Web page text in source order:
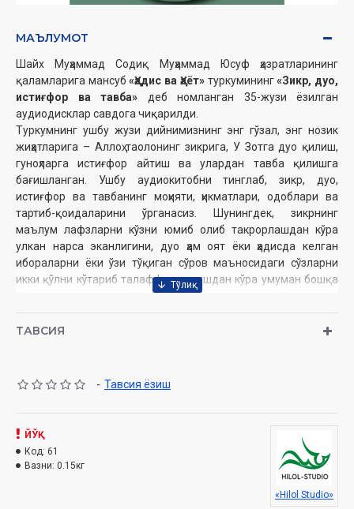
МАЪЛУМОТ
Шайх Муҳаммад Содиқ Муҳаммад Юсуф ҳазратларининг
қаламларига мансуб«Ҳадис ва Ҳаёт»туркумининг«Зикр, дуо,
истиғфор ва тавба» деб номланган 35-жузи ёзилган
аудиодисклар савдога чиқарилди.
Туркумнинг ушбу жузи дийнимизнинг энг гўзал, энг нозик
жиҳатларига – Аллоҳ таолонинг зикрига, У Зотга дуо қилиш,
гуноҳларга истиғфор айтиш ва улардан тавба қилишга
бағишланган. Ушбу аудиокитобни тинглаб, зикр, дуо,
истиғфор ва тавбанинг моҳияти, ҳикматлари, одоблари ва
тартиб-қоидаларини ўрганасиз. Шунингдек, зикрнинг
маълум лафзларни кўзни юмиб олиб такрорлашдан кўра
улкан нарса эканлигини, дуо ҳам оят ёки ҳадисда келган
ибораларни ёки ўзи тўқиган сўров маъносидаги сўзларни
икки қўлни кўтариб талаффуз қилишдан кўра умуман бошқа
бир ҳол эканини, истиғфорнинг фойдалари жуда кўп эканини
оласиз.
тавба» (CD МР3)
Ҳажми:
Ўзбекистон Республикаси Вазирлар Маҳкамаси ҳузуридаги
ТАВСИЯ
- Тавсия ёзиш
ЙЎҚ
Код: 61
Вазни: 0.15кг
«Hilol Studio»